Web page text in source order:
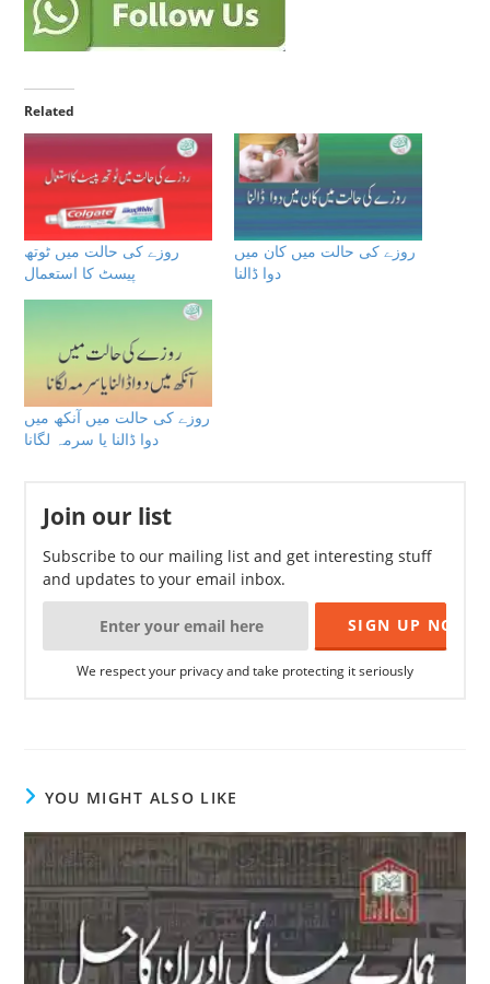
Related
روزے كى حالت ميں ٹوتھ
پیسٹ کا استعمال
روزے كى حالت ميں کان میں
دوا ڈالنا
روزے كى حالت ميں آنکھ میں
دوا ڈالنا یا سرمہ لگانا
Join our list
Subscribe to our mailing list and get interesting stuff
and updates to your email inbox.
We respect your privacy and take protecting it seriously
YOU MIGHT ALSO LIKE